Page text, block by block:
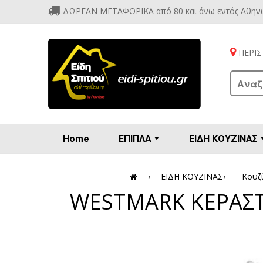
ΔΩΡΕΑΝ ΜΕΤΑΦΟΡΙΚΑ από 80 και άνω εντός
Home ΕΠΙΠΛΑ ΕΙΔΗ ΚΟΥΖΙΝΑΣ
› ΕΙΔΗ ΚΟΥΖΙΝΑΣ›
WESTMARK